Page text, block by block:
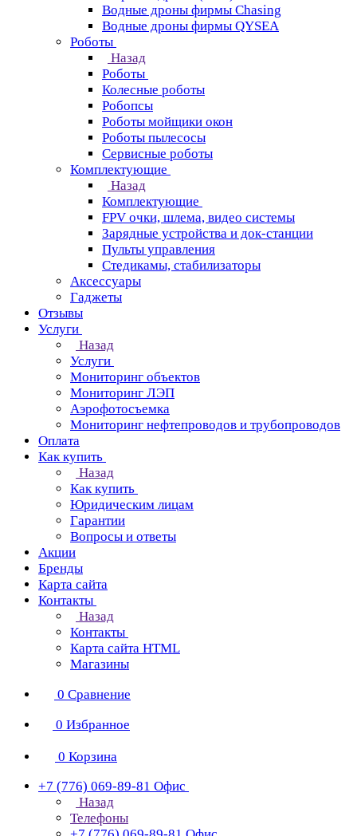
Водные дроны фирмы Chasing
Водные дроны фирмы QYSEA
Роботы
Назад
Роботы
Колесные роботы
Робопсы
Роботы мойщики окон
Роботы пылесосы
Сервисные роботы
Комплектующие
Назад
Комплектующие
FPV очки, шлема, видео системы
Зарядные устройства и док-станции
Пульты управления
Стедикамы, стабилизаторы
Аксессуары
Гаджеты
Отзывы
Услуги
Назад
Услуги
Мониторинг объектов
Мониторинг ЛЭП
Аэрофотосъемка
Мониторинг нефтепроводов и трубопроводов
Оплата
Как купить
Назад
Как купить
Юридическим лицам
Гарантии
Вопросы и ответы
Акции
Бренды
Карта сайта
Контакты
Назад
Контакты
Карта сайта HTML
Магазины
0 Сравнение
0 Избранное
0 Корзина
+7 (776) 069-89-81 Офис
Назад
Телефоны